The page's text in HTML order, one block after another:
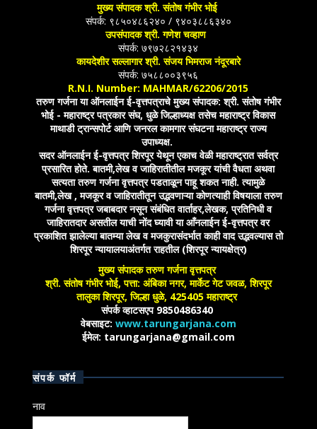
मुख्य संपादक श्री. संतोष गंभीर भोई
संपर्क: ९८५०४८६२४० / ९४०३८८६३४०
उपसंपादक श्री. गणेश चव्हाण
संपर्क: ७९७२८२१४३४
कायदेशीर सल्लागार श्री. संजय भिमराज नंदूरबारे
संपर्क: ७५८८००३९५६
R.N.I. Number: MAHMAR/62206/2015
तरुण गर्जना या ऑनलाईन ई-वृत्तपत्राचे मुख्य संपादक: श्री. संतोष गंभीर
भोई - महाराष्ट्र पत्रकार संघ, धुळे जिल्हाध्यक्ष तसेच महाराष्ट्र विकास
माथाडी ट्रान्सपोर्ट आणि जनरल कामगार संघटना महाराष्ट्र राज्य
उपाध्यक्ष.
सदर ऑनलाईन ई-वृत्तपत्र शिरपूर येथून एकाच वेळी महाराष्ट्रात सर्वत्र
प्रसारित होते. बातमी,लेख व जाहिरातीतील मजकूर यांची वैधता अथवा
सत्यता तरुण गर्जना वृत्तपत्र पडताळून पाहू शकत नाही. त्यामुळे
बातमी,लेख , मजकूर व जाहिरातीतून उद्भवणाऱ्या कोणत्याही विषयाला तरुण
गर्जना वृत्तपत्र जबाबदार नसून संबंधित वार्ताहर,लेखक, प्रतिनिधी व
जाहिरातदार असतील याची नोंद घ्यावी या आँनलाईन ई-वृत्तपत्र वर
प्रकाशित झालेल्या बातम्या लेख व मजकुरासंदर्भात काही वाद उद्भवल्यास तो
शिरपूर न्यायालयाअंतर्गत राहतील (शिरपूर न्यायक्षेत्र)
मुख्य संपादक तरुण गर्जना वृत्तपत्र
श्री. संतोष गंभीर भोई, पत्ता: अंबिका नगर, मार्केट गेट जवळ, शिरपूर
तालुका शिरपूर, जिल्हा धुळे, 425405 महाराष्ट्र
संपर्क व्हाटसएप 9850486340
वेबसाइट: www.tarungarjana.com
ईमेल: tarungarjana@gmail.com
संपर्क फॉर्म
नाव